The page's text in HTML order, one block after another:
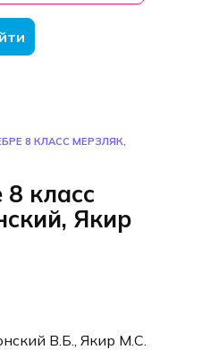
8 КЛАСС МЕРЗЛЯК,
класс
Якир
В.Б., Якир М.С.